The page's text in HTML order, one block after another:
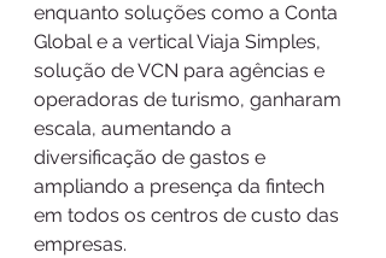
enquanto soluções como a Conta
Global e a vertical Viaja Simples,
solução de VCN para agências e
operadoras de turismo, ganharam
escala, aumentando a
diversificação de gastos e
ampliando a presença da fintech
em todos os centros de custo das
empresas.